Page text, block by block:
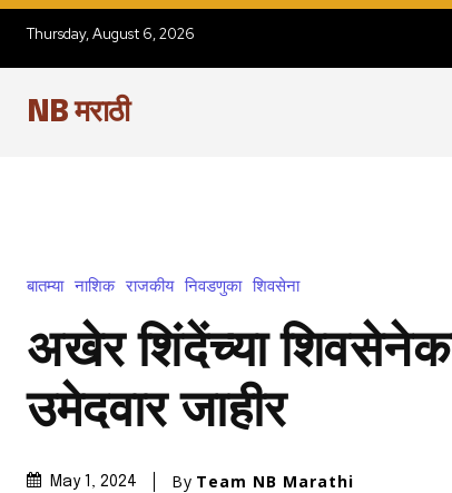
Thursday, August 6, 2026
NB मराठी
बातम्या नाशिक राजकीय निवडणुका शिवसेना
अखेर शिंदेंच्या
उमेदवार जाहीर
May 1, 2024 By Team NB Marathi